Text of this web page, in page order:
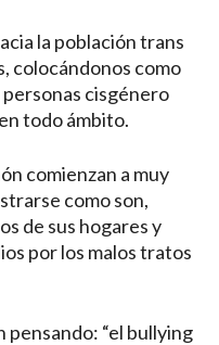
la población trans
colocándonos como
cisgénero
todo ámbito.
comienzan a muy
como son,
de sus hogares y
por los malos tratos
“el bullying